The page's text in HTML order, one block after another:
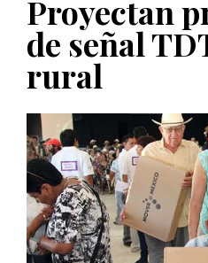
PUBLICADO EL 5 ENERO, 2023
Proyectan
de señal
rural